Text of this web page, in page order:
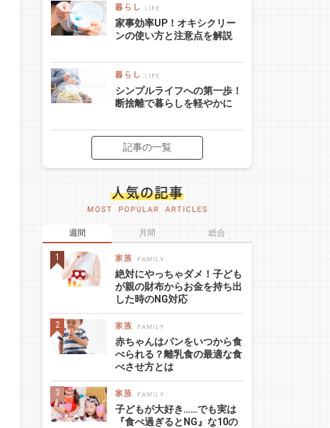
家事効率UP！オキシクリー
ンの使い方と注意点を解説
シンプルライフへの第一歩！
断捨離で暮らしを軽やかに
記事の一覧
週間 月間 総合
絶対にやっちゃダメ！子ども
が親の財布からお金を持ち出
した時のNG対応
赤ちゃんはパンをいつから食
べられる？離乳食の最適な食
べさせ方とは
子どもが大好き……でも実は
『食べ過ぎるとNG』な10の